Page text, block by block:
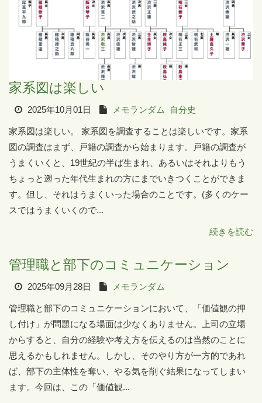
家系図は楽しい
2025年10月01日 メモランダム 自分史
家系図は楽しい。 家系図を調査することは楽しいです。家系
図の調査はまず、戸籍の調査から始まります。戸籍の調査が
うまくいくと、19世紀の半ば生まれ、あるいはそれよりもう
ちょっと遡った年代生まれの方にまでいきつくことができま
す。但し、それはうまくいった場合のことです。(多くのケー
スではうまくいくので...
続きを読む
管理職と部下のコミュニケーション
2025年09月28日 メモランダム
管理職と部下のコミュニケーションにおいて、「価値観の押
し付け」が問題になる場面は少なくありません。上司の立場
からすると、自分の経験や考え方を伝えるのは当然のことに
思えるかもしれません。しかし、そのやり方が一方的であれ
ば、部下の主体性を奪い、やる気を削ぐ結果になってしまい
ます。今回は、この「価値観...